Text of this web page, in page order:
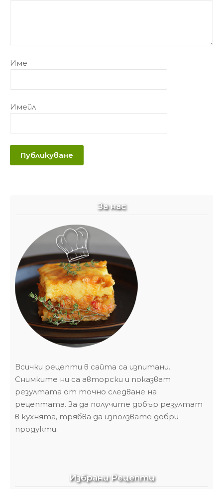
Име
Имейл
За нас
Всички рецепти в сайта са изпитани.
Снимките ни са авторски и показват
резултата от точно следване на
рецептата. За да получите добър резултат
в кухнята, трябва да използвате добри
продукти.
Избрани Рецепти